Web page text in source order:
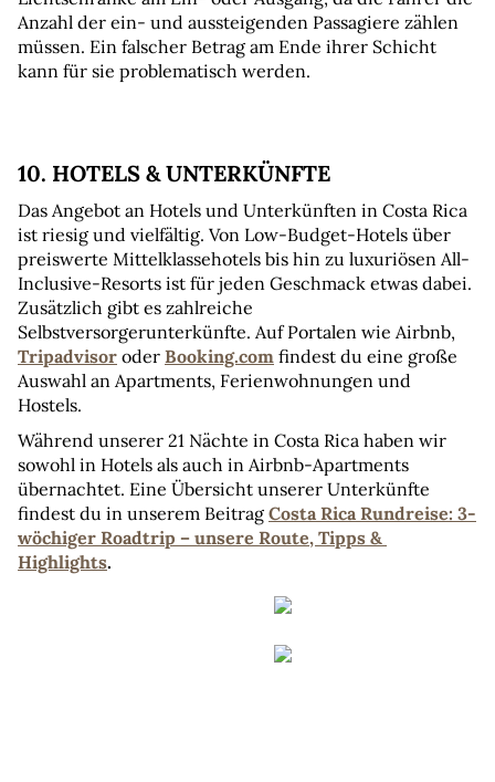
Anzahl der ein- und aussteigenden Passagiere zählen
müssen. Ein falscher Betrag am Ende ihrer Schicht
kann für sie problematisch werden.
10. HOTELS & UNTERKÜNFTE
Das Angebot an Hotels und Unterkünften in Costa Rica
ist riesig und vielfältig. Von Low-Budget-Hotels über
preiswerte Mittelklassehotels bis hin zu luxuriösen All-
Inclusive-Resorts ist für jeden Geschmack etwas dabei.
Zusätzlich gibt es zahlreiche
Tripadvisor oder Booking.com findest du eine große
Auswahl an Apartments, Ferienwohnungen und
Hostels.
Während unserer 21 Nächte in Costa Rica haben wir
sowohl in Hotels als auch in Airbnb-Apartments
übernachtet. Eine Übersicht unserer Unterkünfte
findest du in unserem Beitrag Costa Rica Rundreise: 3-
wöchiger Roadtrip – unsere Route, Tipps &
Highlights.